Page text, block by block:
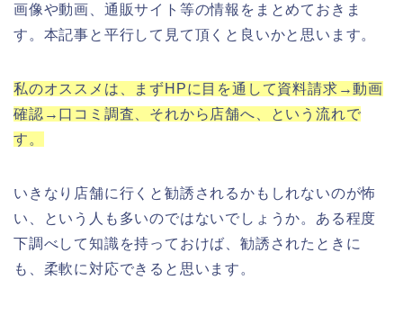
画像や動画、通販サイト等の情報をまとめておきま
す。本記事と平行して見て頂くと良いかと思います。
私のオススメは、まずHPに目を通して資料請求→動画
確認→口コミ調査、それから店舗へ、という流れで
す。
いきなり店舗に行くと勧誘されるかもしれないのが怖
い、という人も多いのではないでしょうか。ある程度
下調べして知識を持っておけば、勧誘されたときに
も、柔軟に対応できると思います。